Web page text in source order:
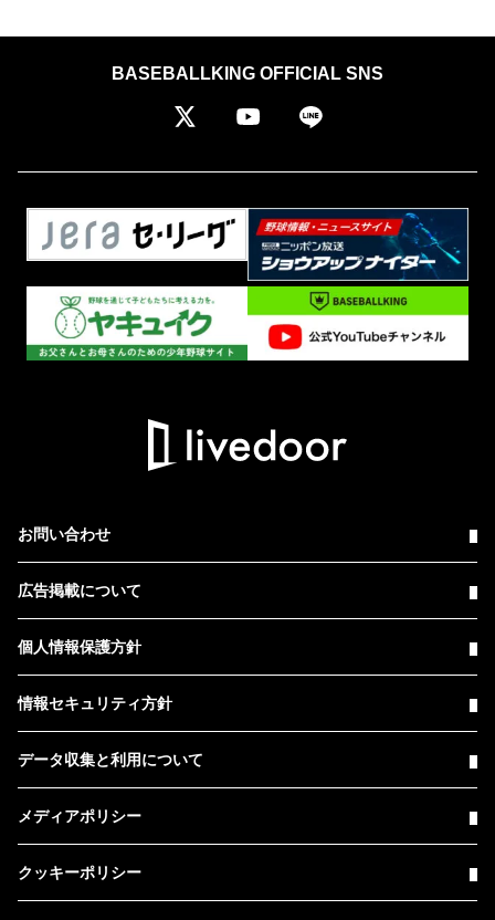
BASEBALLKING OFFICIAL SNS
お問い合わせ
広告掲載について
個人情報保護方針
情報セキュリティ方針
データ収集と利用について
メディアポリシー
クッキーポリシー